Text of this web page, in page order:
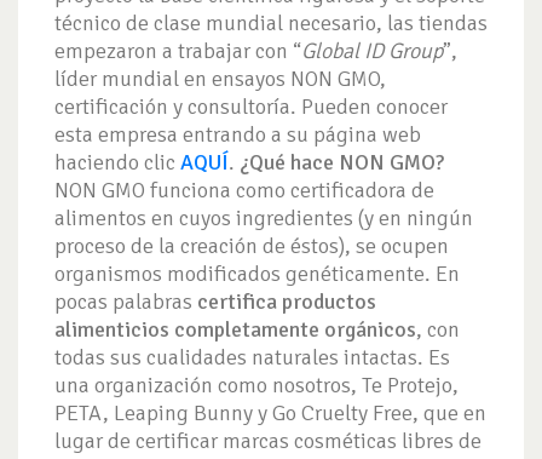
técnico de clase mundial necesario, las tiendas
empezaron a trabajar con “Global ID Group”,
líder mundial en ensayos NON GMO,
certificación y consultoría. Pueden conocer
esta empresa entrando a su página web
haciendo clic AQUÍ. ¿Qué hace NON GMO?
NON GMO funciona como certificadora de
alimentos en cuyos ingredientes (y en ningún
proceso de la creación de éstos), se ocupen
organismos modificados genéticamente. En
pocas palabras certifica productos
alimenticios completamente orgánicos, con
todas sus cualidades naturales intactas. Es
una organización como nosotros, Te Protejo,
PETA, Leaping Bunny y Go Cruelty Free, que en
lugar de certificar marcas cosméticas libres de